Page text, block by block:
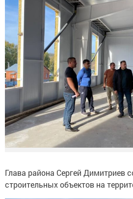
Глава района Сергей Димитриев
строительных объектов на